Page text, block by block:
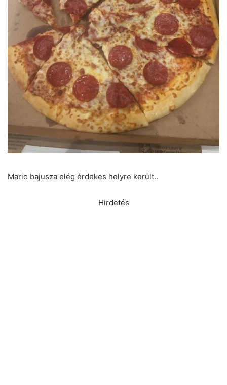
Mario bajusza elég érdekes helyre került..
Hirdetés